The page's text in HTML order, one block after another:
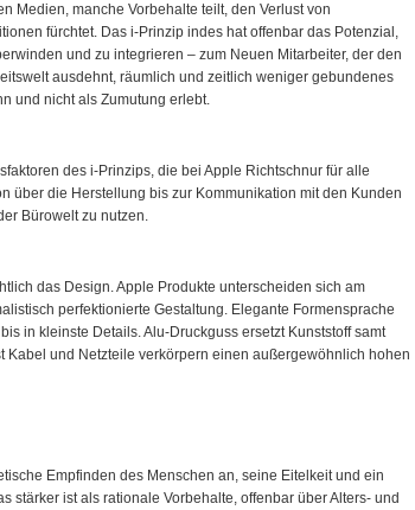
Medien, manche Vorbehalte teilt, den Verlust von
fürchtet. Das i-Prinzip indes hat offenbar das Potenzial,
und zu integrieren – zum Neuen Mitarbeiter, der den
ausdehnt, räumlich und zeitlich weniger gebundenes
und nicht als Zumutung erlebt.
des i-Prinzips, die bei Apple Richtschnur für alle
über die Herstellung bis zur Kommunikation mit den Kunden
Bürowelt zu nutzen.
das Design. Apple Produkte unterscheiden sich am
perfektionierte Gestaltung. Elegante Formensprache
in kleinste Details. Alu-Druckguss ersetzt Kunststoff samt
Kabel und Netzteile verkörpern einen außergewöhnlich hohen
Empfinden des Menschen an, seine Eitelkeit und ein
stärker ist als rationale Vorbehalte, offenbar über Alters- und